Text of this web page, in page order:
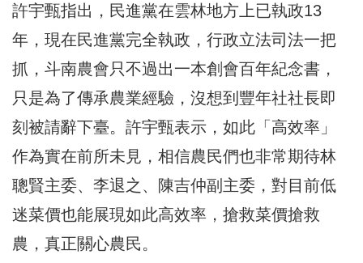
許宇甄指出，民進黨在雲林地方上已執政13
年，現在民進黨完全執政，行政立法司法一把
抓，斗南農會只不過出一本創會百年紀念書，
只是為了傳承農業經驗，沒想到豐年社社長即
刻被請辭下臺。許宇甄表示，如此「高效率」
作為實在前所未見，相信農民們也非常期待林
聰賢主委、李退之、陳吉仲副主委，對目前低
迷菜價也能展現如此高效率，搶救菜價搶救
農，真正關心農民。